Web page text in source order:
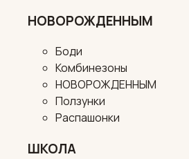
НОВОРОЖДЕННЫМ
Боди
Комбинезоны
НОВОРОЖДЕННЫМ
Ползунки
Распашонки
ШКОЛА